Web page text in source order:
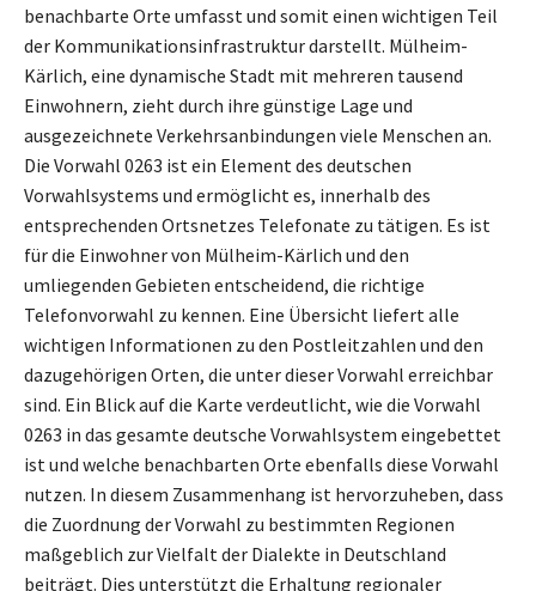
benachbarte Orte umfasst und somit einen wichtigen Teil
der Kommunikationsinfrastruktur darstellt. Mülheim-
Kärlich, eine dynamische Stadt mit mehreren tausend
Einwohnern, zieht durch ihre günstige Lage und
ausgezeichnete Verkehrsanbindungen viele Menschen an.
Die Vorwahl 0263 ist ein Element des deutschen
Vorwahlsystems und ermöglicht es, innerhalb des
entsprechenden Ortsnetzes Telefonate zu tätigen. Es ist
für die Einwohner von Mülheim-Kärlich und den
umliegenden Gebieten entscheidend, die richtige
Telefonvorwahl zu kennen. Eine Übersicht liefert alle
wichtigen Informationen zu den Postleitzahlen und den
dazugehörigen Orten, die unter dieser Vorwahl erreichbar
sind. Ein Blick auf die Karte verdeutlicht, wie die Vorwahl
0263 in das gesamte deutsche Vorwahlsystem eingebettet
ist und welche benachbarten Orte ebenfalls diese Vorwahl
nutzen. In diesem Zusammenhang ist hervorzuheben, dass
die Zuordnung der Vorwahl zu bestimmten Regionen
maßgeblich zur Vielfalt der Dialekte in Deutschland
beiträgt. Dies unterstützt die Erhaltung regionaler